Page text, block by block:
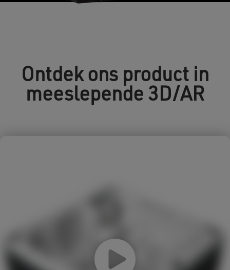
Ontdek ons ​​product in
meeslepende 3D/AR